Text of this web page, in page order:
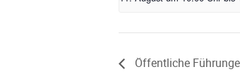
Öffentliche